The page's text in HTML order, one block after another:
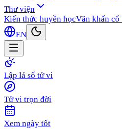
Thư viện
Kiến thức huyền họcVăn khấn cổ
EN
Lập lá số tử vi
Tử vi trọn đời
Xem ngày tốt